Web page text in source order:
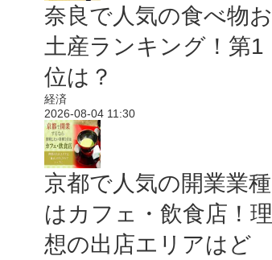
奈良で人気の食べ物お
土産ランキング！第1
位は？
経済
2026-08-04 11:30
京都で人気の開業業種
はカフェ・飲食店！理
想の出店エリアはど